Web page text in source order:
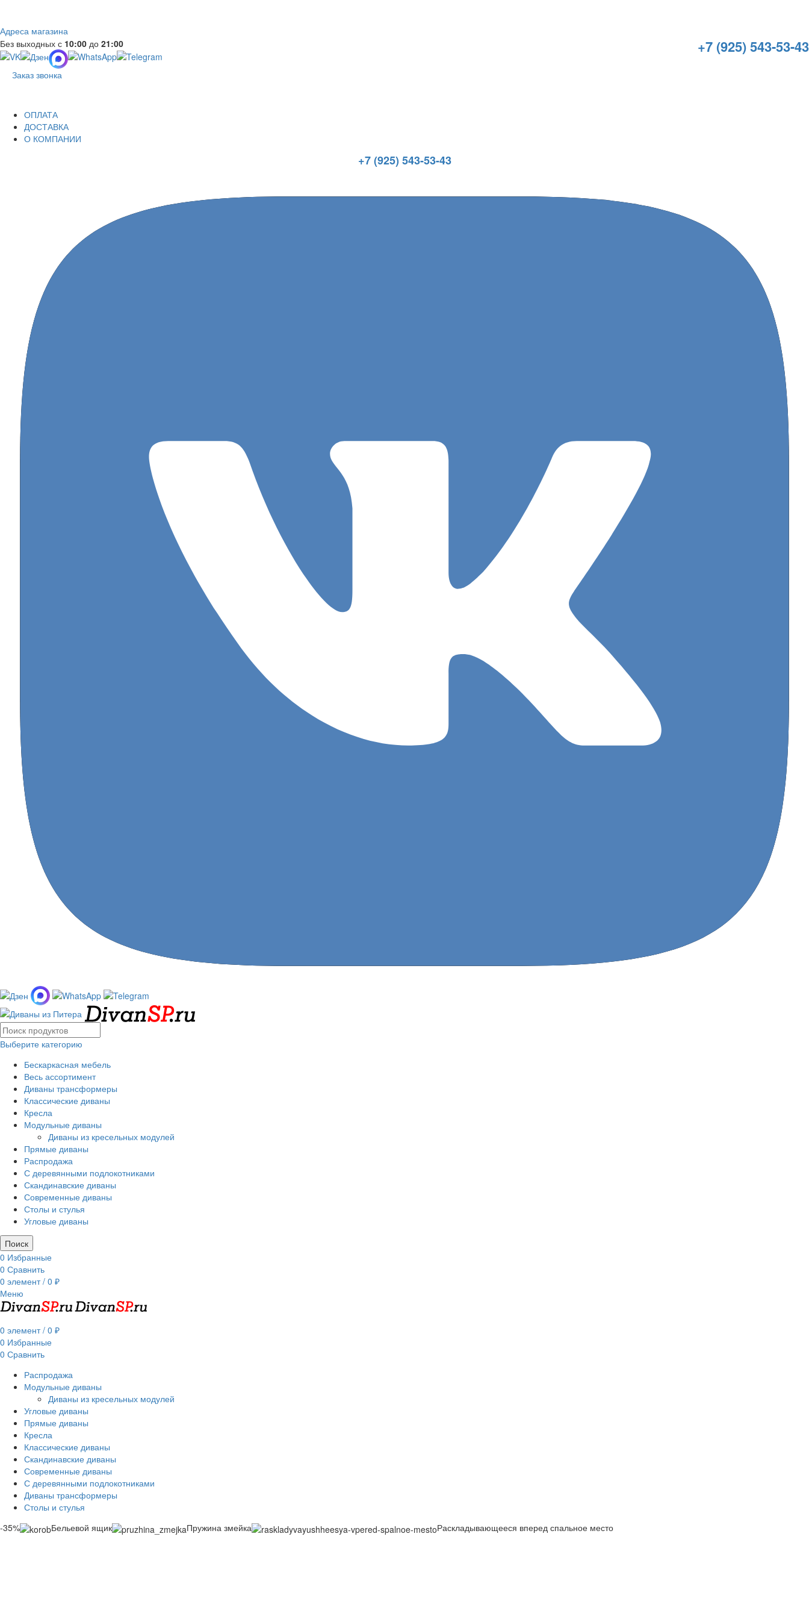
Адреса магазина
+7 (925) 543-53-43
Без выходных с 10:00 до 21:00
Заказ звонка
ОПЛАТА
ДОСТАВКА
О КОМПАНИИ
+7 (925) 543-53-43
Выберите категорию
Бескаркасная мебель
Весь ассортимент
Диваны трансформеры
Классические диваны
Кресла
Модульные диваны
Диваны из кресельных модулей
Прямые диваны
Распродажа
С деревянными подлокотниками
Скандинавские диваны
Современные диваны
Столы и стулья
Угловые диваны
Поиск
0 Избранные
0 Сравнить
0 элемент / 0 ₽
Меню
0 элемент / 0 ₽
0 Избранные
0 Сравнить
Распродажа
Модульные диваны
Диваны из кресельных модулей
Угловые диваны
Прямые диваны
Кресла
Классические диваны
Скандинавские диваны
Современные диваны
С деревянными подлокотниками
Диваны трансформеры
Столы и стулья
-35%
Бельевой ящик Пружина змейка Раскладывающееся вперед спальное место